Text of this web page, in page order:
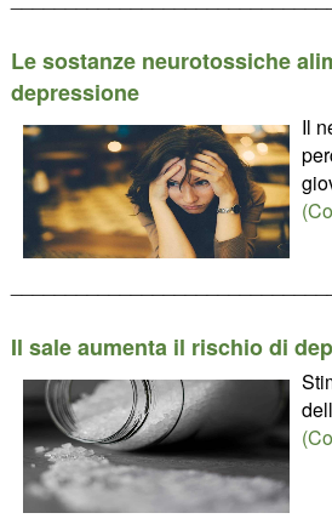
Le sostanze neurotossiche
depressione
Il
Il sale aumenta il rischio di